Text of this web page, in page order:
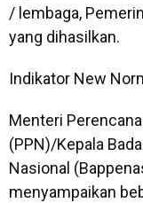
/ lembaga,
yang dihasilkan.
Indikator New
Menteri
(PPN)/Kepala
Nasional
menyampaikan